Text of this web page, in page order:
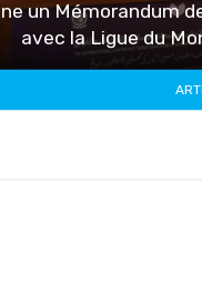
un Mémorandum
avec la Ligue du